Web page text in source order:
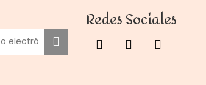
Redes Sociales